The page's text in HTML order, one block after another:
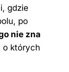
gdzie
po
nie zna
o których